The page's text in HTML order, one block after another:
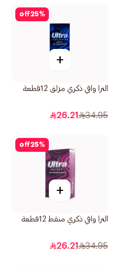
25%
off
+
الترا واقي ذكري مزلق 12قطعة
34.95
26.21
25%
off
+
الترا واقي ذكري منقط 12قطعة
34.95
26.21